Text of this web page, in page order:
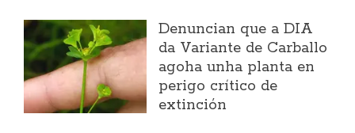
Denuncian que a DIA
da Variante de Carballo
agoha unha planta en
perigo crítico de
extinción